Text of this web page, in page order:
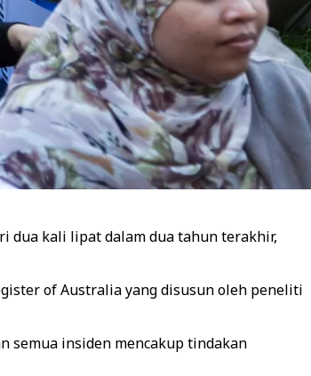
dua kali lipat dalam dua tahun terakhir,
of Australia yang disusun oleh peneliti
semua insiden mencakup tindakan